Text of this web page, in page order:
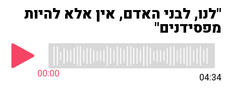
"לנו, לבני האדם, אין אלא להיות
מפסידנים"
00:00 04:34